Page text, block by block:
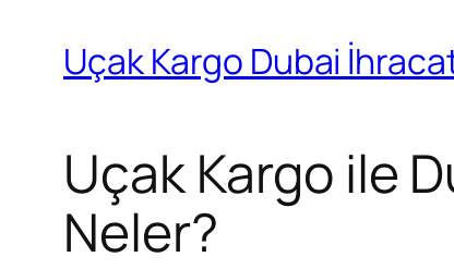
Uçak Kargo Dubai
Uçak Kargo ile
Neler?